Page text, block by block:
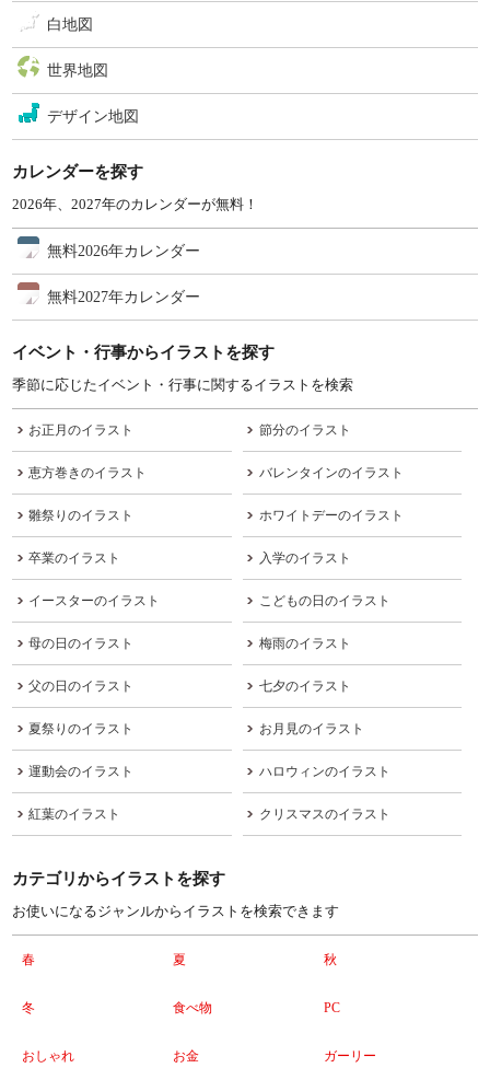
白地図
世界地図
デザイン地図
カレンダーを探す
2026年、2027年のカレンダーが無料！
無料2026年カレンダー
無料2027年カレンダー
イベント・行事からイラストを探す
季節に応じたイベント・行事に関するイラストを検索
お正月のイラスト 節分のイラスト
恵方巻きのイラスト バレンタインのイラスト
雛祭りのイラスト ホワイトデーのイラスト
卒業のイラスト 入学のイラスト
イースターのイラスト こどもの日のイラスト
母の日のイラスト 梅雨のイラスト
父の日のイラスト 七夕のイラスト
夏祭りのイラスト お月見のイラスト
運動会のイラスト ハロウィンのイラスト
紅葉のイラスト クリスマスのイラスト
カテゴリからイラストを探す
お使いになるジャンルからイラストを検索できます
春 夏 秋
冬 食べ物 PC
おしゃれ お金 ガーリー